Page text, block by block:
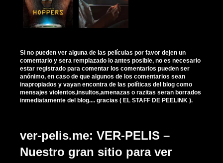
Si no pueden ver alguna de las películas por favor dejen un
comentario y sera remplazado lo antes posible, no es necesario
estar registrado para comentar los comentarios pueden ser
anónimo, en caso de que algunos de los comentarios sean
inapropiados y vayan encontra de las políticas del blog como
mensajes violentos,insultos,amenazas o razitas seran borrados
inmediatamente del blog.... gracias ( EL STAFF DE PEELINK ).
ver-pelis.me: VER-PELIS –
Nuestro gran sitio para ver